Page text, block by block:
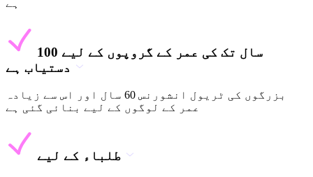
ہے
100 سال تک کی عمر کے گروپوں کے لیے
دستیاب ہے
بزرگوں کی ٹریول انشورنس 60 سال اور اس سے زیادہ
عمر کے لوگوں کے لیے بنائی گئی ہے
طلباء کے لیے